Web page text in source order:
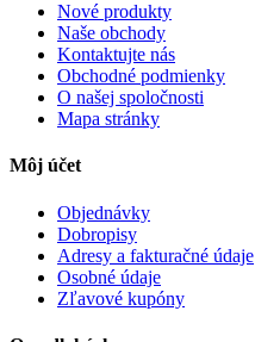
Nové produkty
Naše obchody
Kontaktujte nás
Obchodné podmienky
O našej spoločnosti
Mapa stránky
Môj účet
Objednávky
Dobropisy
Adresy a fakturačné údaje
Osobné údaje
Zľavové kupóny